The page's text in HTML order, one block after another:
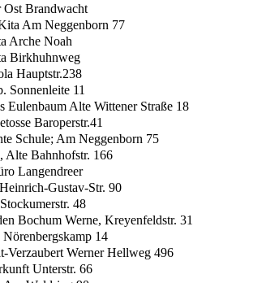
Ost Brandwacht
Am Neggenborn 77
Arche Noah
Birkhuhnweg
Hauptstr.238
Sonnenleite 11
Eulenbaum Alte Wittener Straße 18
Baroperstr.41
Schule; Am Neggenborn 75
Alte Bahnhofstr. 166
Langendreer
Gustav-Str. 90
48
Bochum Werne, Kreyenfeldstr. 31
14
Verzaubert Werner Hellweg 496
Unterstr. 66